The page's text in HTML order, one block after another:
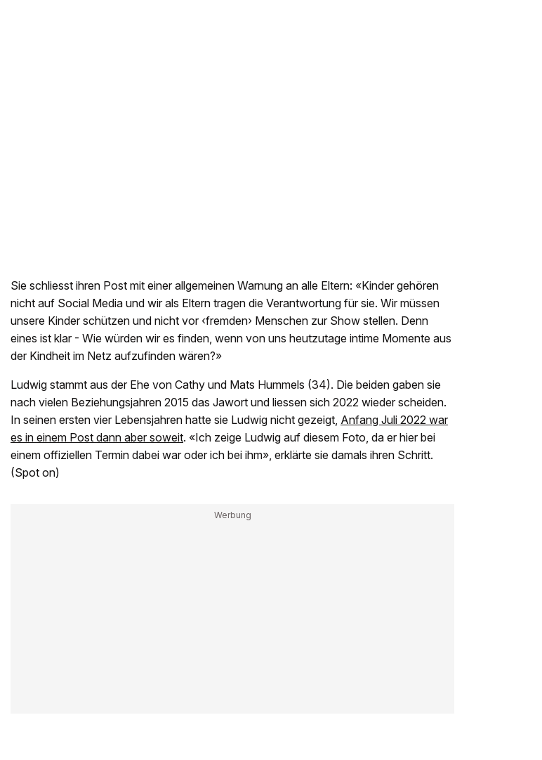
Sie schliesst ihren Post mit einer allgemeinen Warnung an alle Eltern: «Kinder gehören
nicht auf Social Media und wir als Eltern tragen die Verantwortung für sie. Wir müssen
unsere Kinder schützen und nicht vor ‹fremden› Menschen zur Show stellen. Denn
eines ist klar - Wie würden wir es finden, wenn von uns heutzutage intime Momente aus
der Kindheit im Netz aufzufinden wären?»
Ludwig stammt aus der Ehe von Cathy und Mats Hummels (34). Die beiden gaben sie
nach vielen Beziehungsjahren 2015 das Jawort und liessen sich 2022 wieder scheiden.
In seinen ersten vier Lebensjahren hatte sie Ludwig nicht gezeigt, Anfang Juli 2022 war
es in einem Post dann aber soweit. «Ich zeige Ludwig auf diesem Foto, da er hier bei
einem offiziellen Termin dabei war oder ich bei ihm», erklärte sie damals ihren Schritt.
(Spot on)